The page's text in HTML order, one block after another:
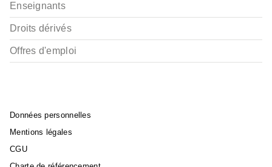
Enseignants
Droits dérivés
Offres d'emploi
Données personnelles
Mentions légales
CGU